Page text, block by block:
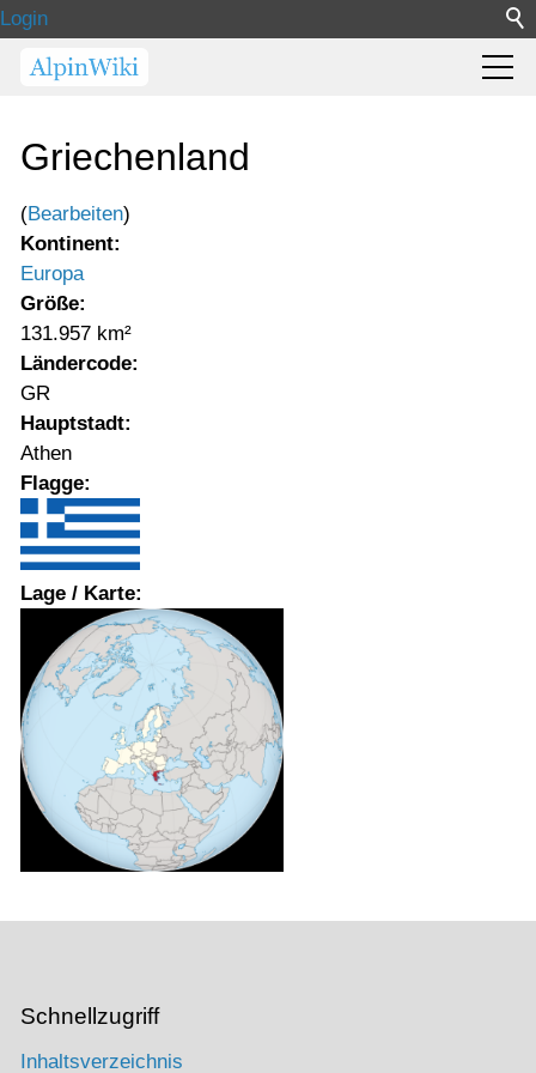
Login
Griechenland
(Bearbeiten)
Kontinent:
Europa
Größe:
131.957 km²
Ländercode:
GR
Hauptstadt:
Athen
Flagge:
Lage / Karte:
Schnellzugriff
Inhaltsverzeichnis